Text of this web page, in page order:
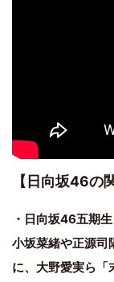
【日向坂46の
・日向坂46五期
小坂菜緒や正源司
に、大野愛実ら「